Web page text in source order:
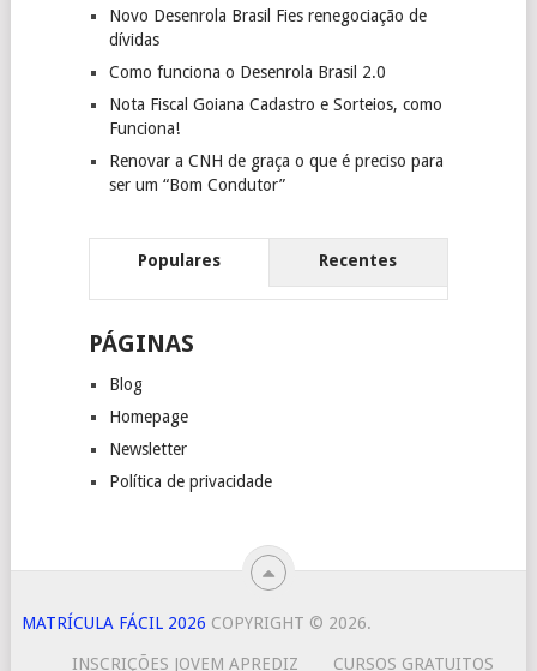
Novo Desenrola Brasil Fies renegociação de
dívidas
Como funciona o Desenrola Brasil 2.0
Nota Fiscal Goiana Cadastro e Sorteios, como
Funciona!
Renovar a CNH de graça o que é preciso para
ser um “Bom Condutor”
Populares Recentes
PÁGINAS
Blog
Homepage
Newsletter
Política de privacidade
MATRÍCULA FÁCIL 2026 COPYRIGHT © 2026.
INSCRIÇÕES JOVEM APREDIZ CURSOS GRATUITOS